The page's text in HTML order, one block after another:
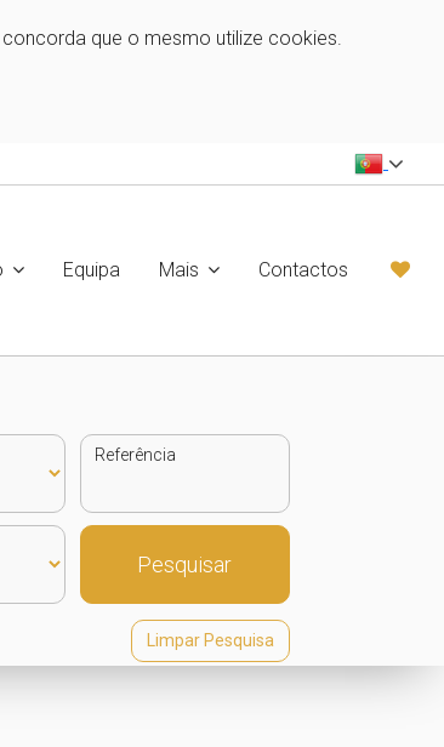
que o mesmo utilize cookies.
Equipa Mais Contactos
Referência
Pesquisar
Limpar Pesquisa